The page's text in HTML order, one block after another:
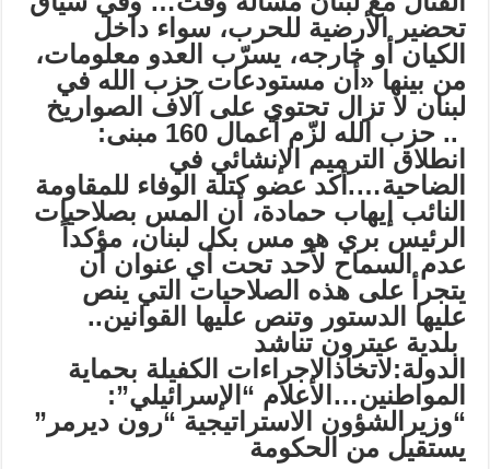
تحضير الأرضية للحرب، سواء داخل
الكيان أو خارجه، يسرّب العدو معلومات،
من بينها «أن مستودعات حزب الله في
لبنان لا تزال تحتوي على آلاف الصواريخ
..
حزب الله لزّم أعمال 160 مبنى:
انطلاق الترميم الإنشائي في
الضاحية….أكد عضو كتلة الوفاء للمقاومة
النائب إيهاب حمادة، أن المس بصلاحيات
الرئيس بري هو مس بكل لبنان، مؤكداً
عدم السماح ‏لأحد تحت أي عنوان أن
يتجرأ على هذه الصلاحيات التي ينص
عليها الدستور وتنص عليها القوانين..
بلدية عيترون تناشد
الدولة:لاتخاذالإجراءات الكفيلة بحماية
المواطنين…الاعلام “الإسرائيلي”:
“وزيرالشؤون الاستراتيجية “رون ديرمر”
يستقيل من الحكومة